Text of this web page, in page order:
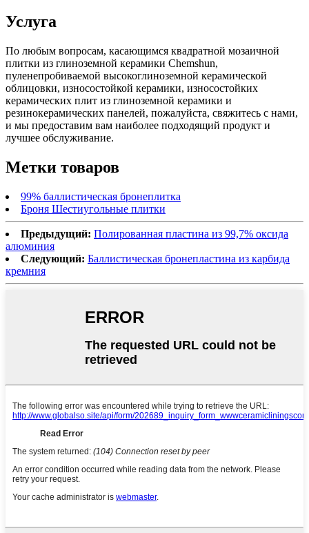
Услуга
По любым вопросам, касающимся квадратной мозаичной
плитки из глиноземной керамики Chemshun,
пуленепробиваемой высокоглиноземной керамической
облицовки, износостойкой керамики, износостойких
керамических плит из глиноземной керамики и
резинокерамических панелей, пожалуйста, свяжитесь с нами,
и мы предоставим вам наиболее подходящий продукт и
лучшее обслуживание.
Метки товаров
99% баллистическая бронеплитка
Броня Шестиугольные плитки
Предыдущий: Полированная пластина из 99,7% оксида
алюминия
Следующий: Баллистическая бронепластина из карбида
кремния